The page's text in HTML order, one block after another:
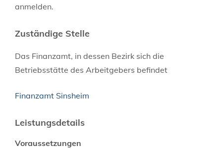
anmelden.
Zuständige Stelle
Das Finanzamt, in dessen Bezirk sich die
Betriebsstätte des Arbeitgebers befindet
Finanzamt Sinsheim
Leistungsdetails
Voraussetzungen